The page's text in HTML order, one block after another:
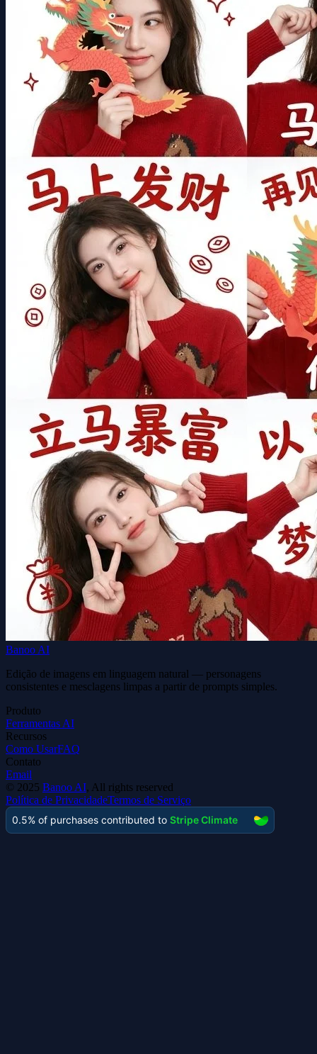
Banoo AI
Edição de imagens em linguagem natural — personagens
consistentes e mesclagens limpas a partir de prompts simples.
Produto
Ferramentas AI
Recursos
Como UsarFAQ
Contato
Email
© 2025 Banoo AI, All rights reserved
Política de PrivacidadeTermos de Serviço